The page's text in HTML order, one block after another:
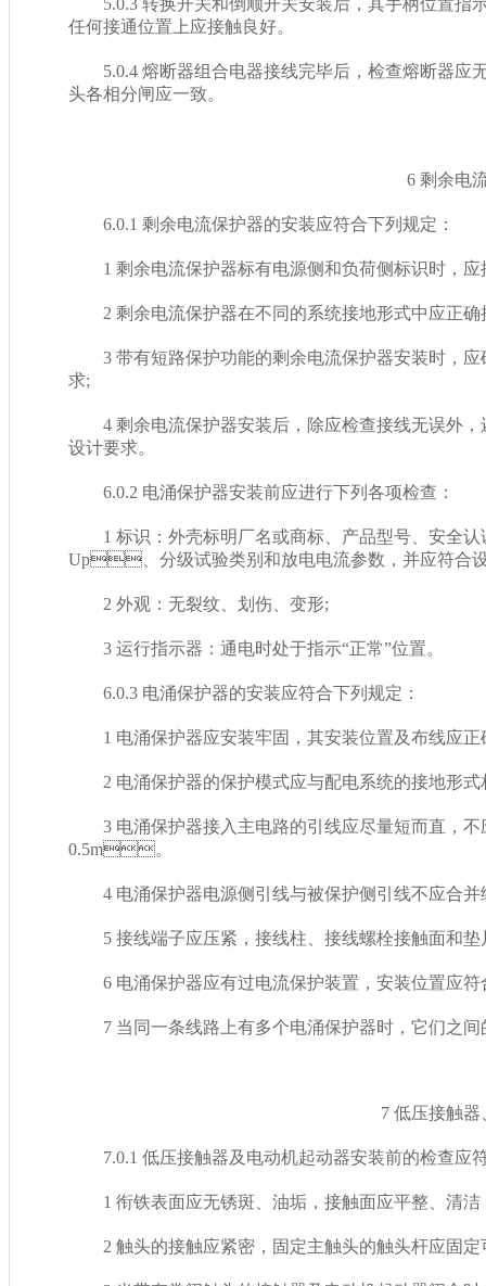
5.0.3 转换开关和倒顺开关安装后，其手柄位置指
任何接通位置上应接触良好。
5.0.4 熔断器组合电器接线完毕后，检查熔断器应无损
头各相分闸应一致。
6 剩余电流
6.0.1 剩余电流保护器的安装应符合下列规定：
1 剩余电流保护器标有电源侧和负荷侧标识时，应
2 剩余电流保护器在不同的系统接地形式中应正确接
3 带有短路保护功能的剩余电流保护器安装时，应
求;
4 剩余电流保护器安装后，除应检查接线无误外
设计要求。
6.0.2 电涌保护器安装前应进行下列各项检查：
1 标识：外壳标明厂名或商标、产品型号、安
Up、分级试验类别和放电电流参数，并应符合
2 外观：无裂纹、划伤、变形;
3 运行指示器：通电时处于指示“正常”位置。
6.0.3 电涌保护器的安装应符合下列规定：
1 电涌保护器应安装牢固，其安装位置及布线应正确
2 电涌保护器的保护模式应与配电系统的接地形式相匹
3 电涌保护器接入主电路的引线应尽量短而直，
0.5m。
4 电涌保护器电源侧引线与被保护侧引线不应合并绑扎
5 接线端子应压紧，接线柱、接线螺栓接触面和垫片
6 电涌保护器应有过电流保护装置，安装位置应符
7 当同一条线路上有多个电涌保护器时，它们之间
7 低压接触器
7.0.1 低压接触器及电动机起动器安装前的检查应符合
1 衔铁表面应无锈斑、油垢，接触面应平整、清洁
2 触头的接触应紧密，固定主触头的触头杆应固定可